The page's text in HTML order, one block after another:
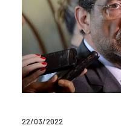
22/03/2022